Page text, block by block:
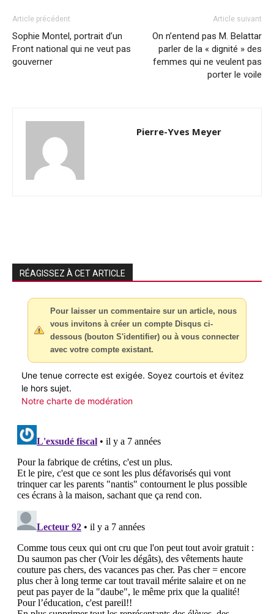
Article précédent
Sophie Montel, portrait d’un
Front national qui ne veut pas
gouverner
Article suivant
On n’entend pas M. Belattar
parler de la « dignité » des
femmes qui ne veulent pas
porter le voile
Pierre-Yves Meyer
RÉAGISSEZ À CET ARTICLE
Pour laisser un commentaire sur un article, nous
vous invitons à créer un compte Disqus ci-
dessous (bouton S'identifier) ou à vous connecter
avec votre compte existant.
Une tenue correcte est exigée. Soyez courtois et évitez
le hors sujet.
Notre charte de modération